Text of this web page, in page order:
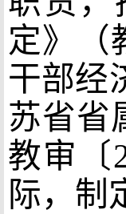
定》（
干部经
苏省省
教审〔
际，制